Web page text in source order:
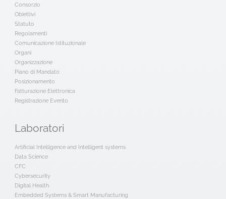
Consorzio
Obiettivi
Statuto
Regolamenti
Comunicazione Istituzionale
Organi
Organizzazione
Piano di Mandato
Posizionamento
Fatturazione Elettronica
Registrazione Evento
Laboratori
Artificial Intelligence and Intelligent systems
Data Science
CFC
Cybersecurity
Digital Health
Embedded Systems & Smart Manufacturing